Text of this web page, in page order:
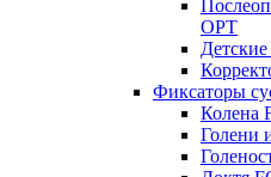
ОРТ
Фиксаторы
Голени